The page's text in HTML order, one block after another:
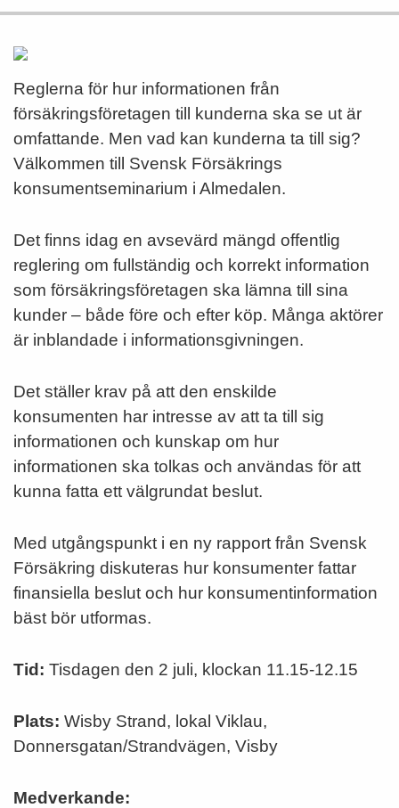
Reglerna för hur informationen från
försäkringsföretagen till kunderna ska se ut är
omfattande. Men vad kan kunderna ta till sig?
Välkommen till Svensk Försäkrings
konsumentseminarium i Almedalen.
Det finns idag en avsevärd mängd offentlig
reglering om fullständig och korrekt information
som försäkringsföretagen ska lämna till sina
kunder – både före och efter köp. Många aktörer
är inblandade i informationsgivningen.
Det ställer krav på att den enskilde
konsumenten har intresse av att ta till sig
informationen och kunskap om hur
informationen ska tolkas och användas för att
kunna fatta ett välgrundat beslut.
Med utgångspunkt i en ny rapport från Svensk
Försäkring diskuteras hur konsumenter fattar
finansiella beslut och hur konsumentinformation
bäst bör utformas.
Tid: Tisdagen den 2 juli, klockan 11.15-12.15
Plats: Wisby Strand, lokal Viklau,
Donnersgatan/Strandvägen, Visby
Medverkande: